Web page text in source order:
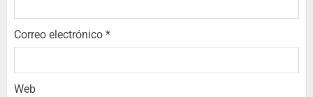
Correo electrónico *
Web